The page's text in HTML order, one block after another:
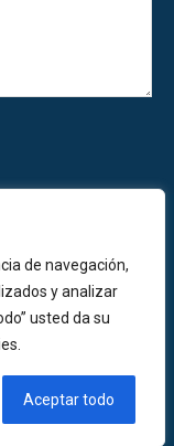
de navegación,
y analizar
usted da su
Aceptar todo